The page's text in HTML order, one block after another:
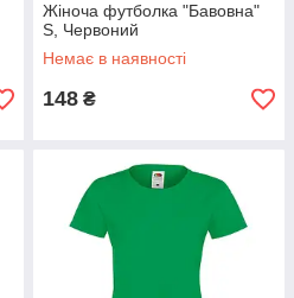
Жіноча футболка "Бавовна"
S, Червоний
Немає в наявності
148 ₴